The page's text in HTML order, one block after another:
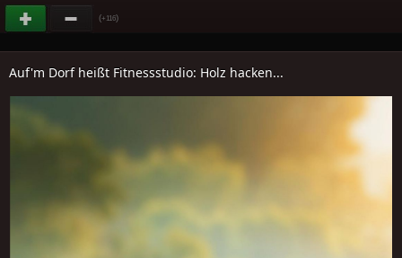
(+116)
Auf'm Dorf heißt Fitnessstudio: Holz hacken...